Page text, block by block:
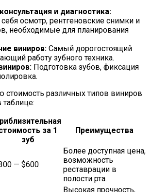
и диагностика:
осмотр, рентгеновские снимки и
необходимые для планирования
виниров: Самый дорогостоящий
работу зубного техника.
Подготовка зубов, фиксация
стоимость различных типов виниров
за 1
зуб
Преимущества
— $600
Более доступная цена,
возможность
реставрации в
полости рта.
Высокая прочность,